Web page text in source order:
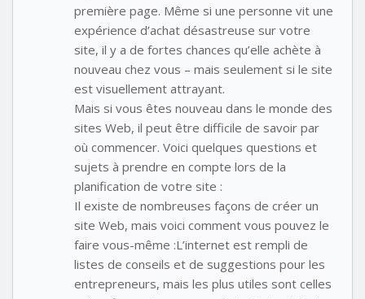
première page. Même si une personne vit une
expérience d’achat désastreuse sur votre
site, il y a de fortes chances qu’elle achète à
nouveau chez vous – mais seulement si le site
est visuellement attrayant.
Mais si vous êtes nouveau dans le monde des
sites Web, il peut être difficile de savoir par
où commencer. Voici quelques questions et
sujets à prendre en compte lors de la
planification de votre site :
Il existe de nombreuses façons de créer un
site Web, mais voici comment vous pouvez le
faire vous-même :L’internet est rempli de
listes de conseils et de suggestions pour les
entrepreneurs, mais les plus utiles sont celles